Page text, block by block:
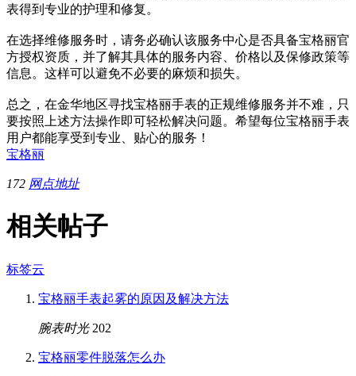
表得到专业的护理和修复。
在选择维修服务时，请务必确认该服务中心是否具备宝格丽官
方授权资质，并了解其具体的服务内容、价格以及保修政策等
信息。这样可以避免不必要的麻烦和损失。
总之，在金华地区寻找宝格丽手表的正规维修服务并不难，只
要按照上述方法操作即可轻松解决问题。希望每位宝格丽手表
用户都能享受到专业、贴心的服务！
宝格丽
172 网点地址
相关帖子
标签云
宝格丽手表起雾的原因及解决方法
腕表时光 202
宝格丽零件脱落怎么办